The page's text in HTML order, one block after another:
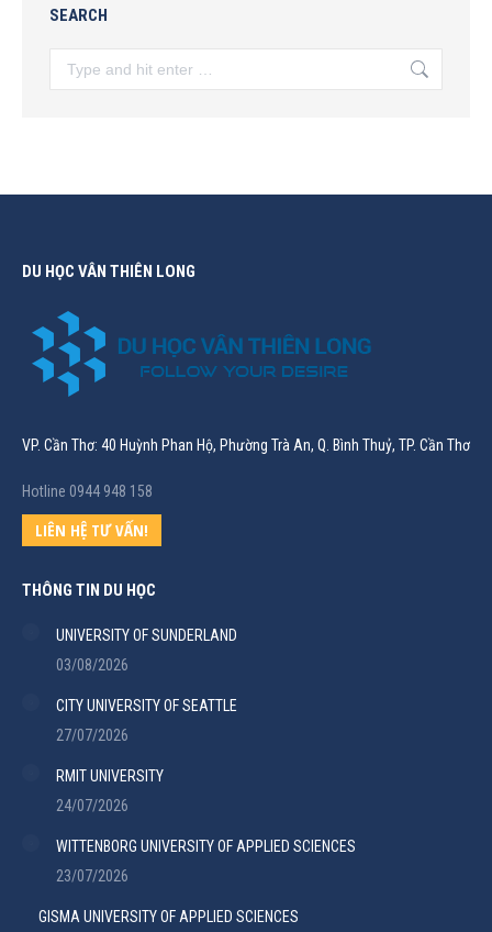
SEARCH
DU HỌC VÂN THIÊN LONG
VP. Cần Thơ: 40 Huỳnh Phan Hộ, Phường Trà An, Q. Bình Thuỷ, TP. Cần Thơ
Hotline 0944 948 158
LIÊN HỆ TƯ VẤN!
THÔNG TIN DU HỌC
UNIVERSITY OF SUNDERLAND
03/08/2026
CITY UNIVERSITY OF SEATTLE
27/07/2026
RMIT UNIVERSITY
24/07/2026
WITTENBORG UNIVERSITY OF APPLIED SCIENCES
23/07/2026
GISMA UNIVERSITY OF APPLIED SCIENCES